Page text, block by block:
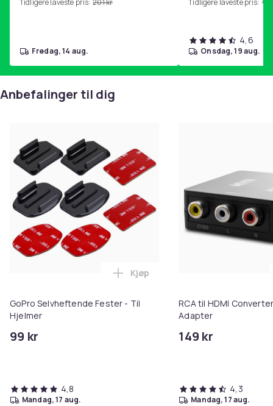
Tidligere laveste pris: 201 kr
fredag, 14 aug.
Tidligere laveste pris: 99
4,6
onsdag, 19 aug.
Anbefalinger til dig
GoPro Selvheftende Fester - Til
Hjelmer
99 kr
Legg GoPro Selvheftende
Kjøp
4,8
mandag, 17 aug.
RCA til HDMI
Adapter
149 kr
4,3
mandag, 17 aug.